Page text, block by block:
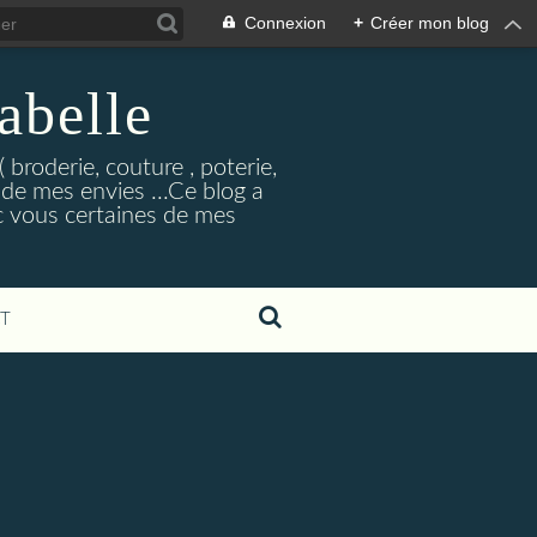
Connexion + Créer mon blog
broderie, couture , poterie,
mes envies ...Ce blog a
certaines de mes